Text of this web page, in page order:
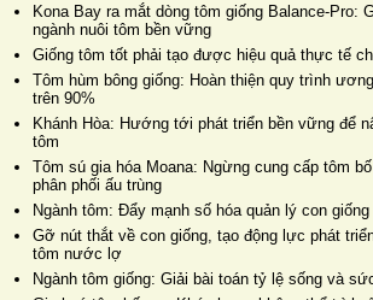
Kona Bay ra mắt dòng tôm giống Balance-Pro:
ngành nuôi tôm bền vững
Giống tôm tốt phải tạo được hiệu quả thực tế
Tôm hùm bông giống: Hoàn thiện quy trình
trên 90%
Khánh Hòa: Hướng tới phát triển bền vững để
tôm
Tôm sú gia hóa Moana: Ngừng cung cấp tôm
phân phối ấu trùng
Ngành tôm: Đẩy mạnh số hóa quản lý con giống
Gỡ nút thắt về con giống, tạo động lực phát
tôm nước lợ
Ngành tôm giống: Giải bài toán tỷ lệ sống và